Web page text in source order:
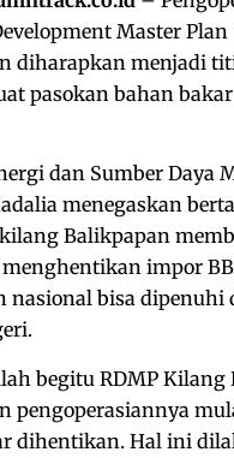
Master
diharapkan menjadi
pasokan bahan
dan Sumber Daya
menegaskan
Balikpapan
impor
nasional bisa dipenuhi
begitu RDMP Kilang
pengoperasiannya
dihentikan. Hal ini